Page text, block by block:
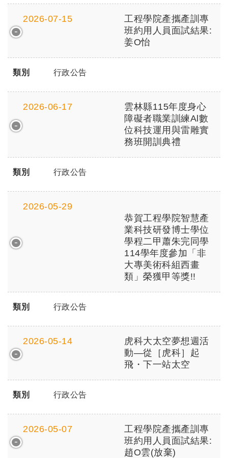
2026-07-15
工程學院產攜產訓專
班約用人員面試結果:
姜O怡
類別 行政公告
2026-06-17
雲林縣115年度身心
障礙者職業訓練Al數
位科技運用與雷雕實
務班開訓典禮
類別 行政公告
2026-05-29
恭賀工程學院智慧產
業科技研發博士學位
學程二甲蕭朱完同學
114學年度參加「非
大專美術科組西畫
類」榮獲甲等獎!!
類別 行政公告
2026-05-14
虎科大太空夢想週活
動—從［虎科］起
飛・下一站太空
類別 行政公告
2026-05-07
工程學院產攜產訓專
班約用人員面試結果:
趙O雲(放棄)